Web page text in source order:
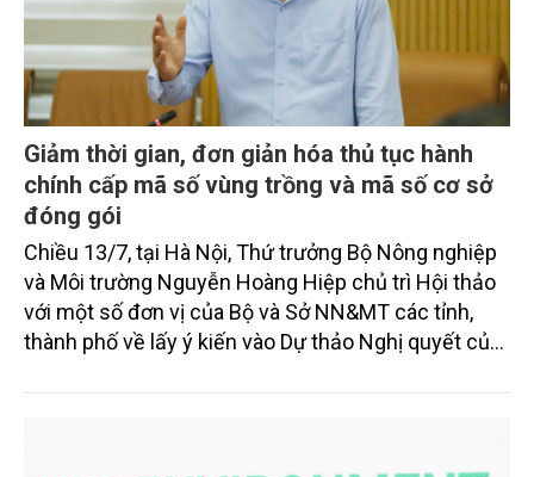
Giảm thời gian, đơn giản hóa thủ tục hành
chính cấp mã số vùng trồng và mã số cơ sở
đóng gói
Chiều 13/7, tại Hà Nội, Thứ trưởng Bộ Nông nghiệp
và Môi trường Nguyễn Hoàng Hiệp chủ trì Hội thảo
với một số đơn vị của Bộ và Sở NN&MT các tỉnh,
thành phố về lấy ý kiến vào Dự thảo Nghị quyết của
chính về mã số vùng trồng, mã số cơ sở đóng gói.